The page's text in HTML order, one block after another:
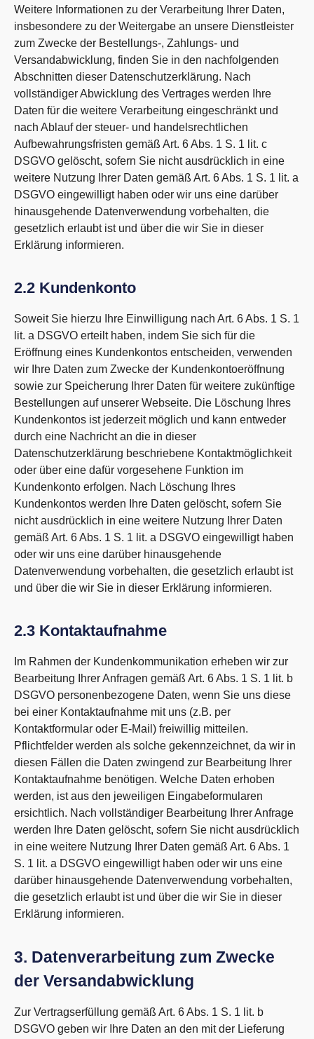
Weitere Informationen zu der Verarbeitung Ihrer Daten,
insbesondere zu der Weitergabe an unsere Dienstleister
zum Zwecke der Bestellungs-, Zahlungs- und
Versandabwicklung, finden Sie in den nachfolgenden
Abschnitten dieser Datenschutzerklärung. Nach
vollständiger Abwicklung des Vertrages werden Ihre
Daten für die weitere Verarbeitung eingeschränkt und
nach Ablauf der steuer- und handelsrechtlichen
Aufbewahrungsfristen gemäß Art. 6 Abs. 1 S. 1 lit. c
DSGVO gelöscht, sofern Sie nicht ausdrücklich in eine
weitere Nutzung Ihrer Daten gemäß Art. 6 Abs. 1 S. 1 lit. a
DSGVO eingewilligt haben oder wir uns eine darüber
hinausgehende Datenverwendung vorbehalten, die
gesetzlich erlaubt ist und über die wir Sie in dieser
Erklärung informieren.
2.2 Kundenkonto
Soweit Sie hierzu Ihre Einwilligung nach Art. 6 Abs. 1 S. 1
lit. a DSGVO erteilt haben, indem Sie sich für die
Eröffnung eines Kundenkontos entscheiden, verwenden
wir Ihre Daten zum Zwecke der Kundenkontoeröffnung
sowie zur Speicherung Ihrer Daten für weitere zukünftige
Bestellungen auf unserer Webseite. Die Löschung Ihres
Kundenkontos ist jederzeit möglich und kann entweder
durch eine Nachricht an die in dieser
Datenschutzerklärung beschriebene Kontaktmöglichkeit
oder über eine dafür vorgesehene Funktion im
Kundenkonto erfolgen. Nach Löschung Ihres
Kundenkontos werden Ihre Daten gelöscht, sofern Sie
nicht ausdrücklich in eine weitere Nutzung Ihrer Daten
gemäß Art. 6 Abs. 1 S. 1 lit. a DSGVO eingewilligt haben
oder wir uns eine darüber hinausgehende
Datenverwendung vorbehalten, die gesetzlich erlaubt ist
und über die wir Sie in dieser Erklärung informieren.
2.3 Kontaktaufnahme
Im Rahmen der Kundenkommunikation erheben wir zur
Bearbeitung Ihrer Anfragen gemäß Art. 6 Abs. 1 S. 1 lit. b
DSGVO personenbezogene Daten, wenn Sie uns diese
bei einer Kontaktaufnahme mit uns (z.B. per
Kontaktformular oder E-Mail) freiwillig mitteilen.
Pflichtfelder werden als solche gekennzeichnet, da wir in
diesen Fällen die Daten zwingend zur Bearbeitung Ihrer
Kontaktaufnahme benötigen. Welche Daten erhoben
werden, ist aus den jeweiligen Eingabeformularen
ersichtlich. Nach vollständiger Bearbeitung Ihrer Anfrage
werden Ihre Daten gelöscht, sofern Sie nicht ausdrücklich
in eine weitere Nutzung Ihrer Daten gemäß Art. 6 Abs. 1
S. 1 lit. a DSGVO eingewilligt haben oder wir uns eine
darüber hinausgehende Datenverwendung vorbehalten,
die gesetzlich erlaubt ist und über die wir Sie in dieser
Erklärung informieren.
3. Datenverarbeitung zum Zwecke
der Versandabwicklung
Zur Vertragserfüllung gemäß Art. 6 Abs. 1 S. 1 lit. b
DSGVO geben wir Ihre Daten an den mit der Lieferung